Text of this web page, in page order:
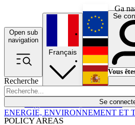
Ga
Open sub
navigation
Recherche
Se
POLICY AREAS
Économie
Français
English
Deutsch
Español
Se
Vous
ENERGIE, ENVIRONNEMENT ET